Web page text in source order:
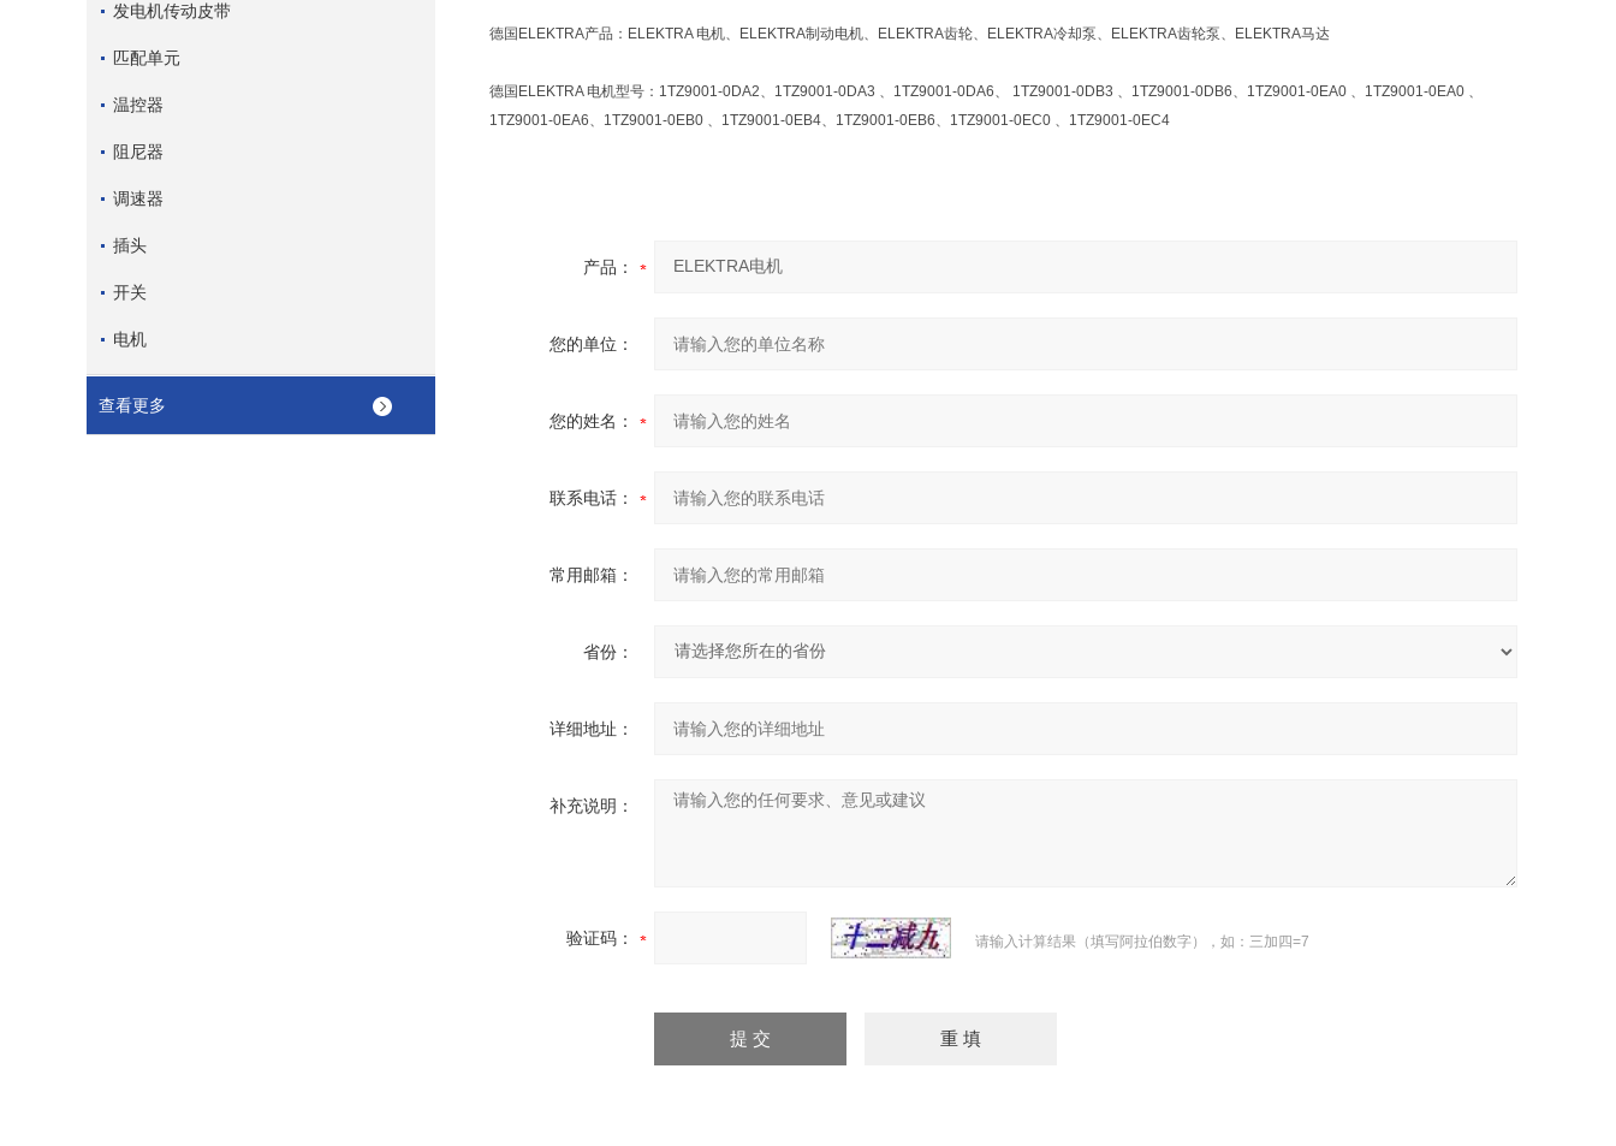
发电机传动皮带
匹配单元
温控器
阻尼器
调速器
插头
开关
电机
查看更多
德国ELEKTRA产品：ELEKTRA 电机、ELEKTRA制动电机、ELEKTRA齿轮、ELEKTRA冷却泵、ELEKTRA齿轮泵、ELEKTRA马达
德国ELEKTRA 电机型号：1TZ9001-0DA2、1TZ9001-0DA3 、1TZ9001-0DA6、 1TZ9001-0DB3 、1TZ9001-0DB6、1TZ9001-0EA0 、1TZ9001-0EA0 、
1TZ9001-0EA6、1TZ9001-0EB0 、1TZ9001-0EB4、1TZ9001-0EB6、1TZ9001-0EC0 、1TZ9001-0EC4
产品：
您的单位：
您的姓名：
联系电话：
常用邮箱：
省份：
详细地址：
补充说明：
验证码： 请输入计算结果（填写阿拉伯数字），如：三加四=7